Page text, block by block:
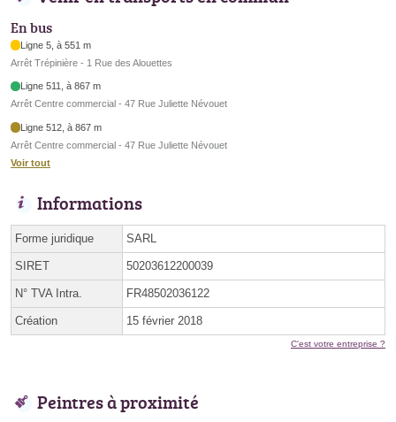
En bus
Ligne 5, à 551 m
Arrêt Trépinière - 1 Rue des Alouettes
Ligne 511, à 867 m
Arrêt Centre commercial - 47 Rue Juliette Névouet
Ligne 512, à 867 m
Arrêt Centre commercial - 47 Rue Juliette Névouet
Voir tout
Informations
Forme juridique SARL
SIRET 50203612200039
N° TVA Intra. FR48502036122
Création 15 février 2018
C'est votre entreprise ?
Peintres à proximité